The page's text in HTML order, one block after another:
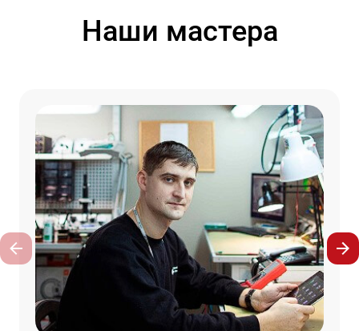
Наши мастера